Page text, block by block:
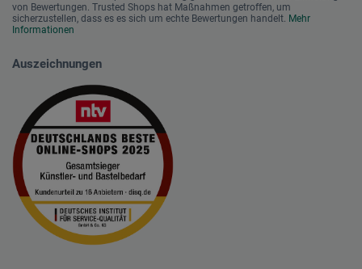
von Bewertungen. Trusted Shops hat Maßnahmen getroffen, um
sicherzustellen, dass es es sich um echte Bewertungen handelt. Mehr
Informationen
Auszeichnungen